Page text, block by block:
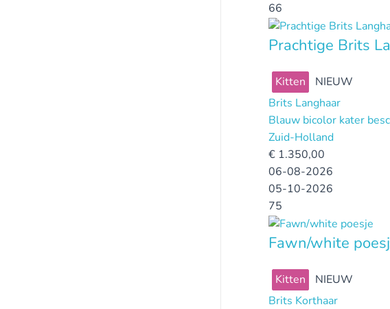
66
Prachtige Brits
Kitten
NIEUW
Brits Langhaar
Blauw bicolor kater
Zuid-Holland
€ 1.350,00
06-08-2026
05-10-2026
75
Fawn/white
Kitten
NIEUW
Brits Korthaar